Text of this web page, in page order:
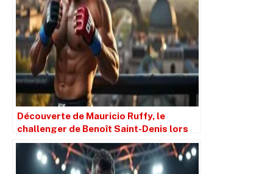
Découverte de Mauricio Ruffy, le
challenger de Benoît Saint-Denis lors
de l’UFC Paris